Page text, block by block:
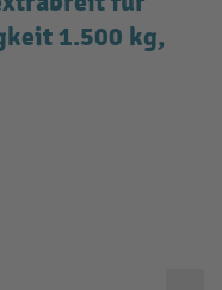
1.500 kg,